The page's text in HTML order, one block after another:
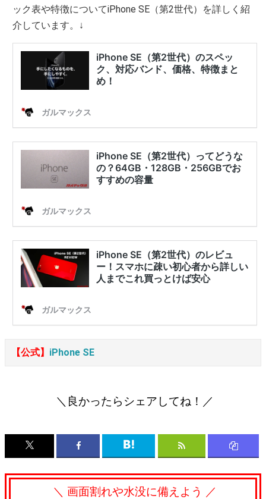
ック表や特徴についてiPhone SE（第2世代）を詳しく紹
介しています。↓
【公式】 iPhone SE
＼良かったらシェアしてね！／
＼ 画面割れや水没に備えよう ／